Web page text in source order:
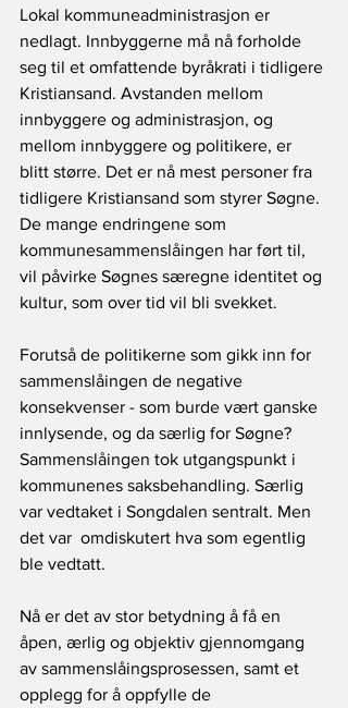
Lokal kommuneadministrasjon er
nedlagt. Innbyggerne må nå forholde
seg til et omfattende byråkrati i tidligere
Kristiansand. Avstanden mellom
innbyggere og administrasjon, og
mellom innbyggere og politikere, er
blitt større. Det er nå mest personer fra
tidligere Kristiansand som styrer Søgne.
De mange endringene som
kommunesammenslåingen har ført til,
vil påvirke Søgnes særegne identitet og
kultur, som over tid vil bli svekket.
Forutså de politikerne som gikk inn for
sammenslåingen de negative
konsekvenser - som burde vært ganske
innlysende, og da særlig for Søgne?
Sammenslåingen tok utgangspunkt i
kommunenes saksbehandling. Særlig
var vedtaket i Songdalen sentralt. Men
det var  omdiskutert hva som egentlig
ble vedtatt.
Nå er det av stor betydning å få en
åpen, ærlig og objektiv gjennomgang
av sammenslåingsprosessen, samt et
opplegg for å oppfylle de